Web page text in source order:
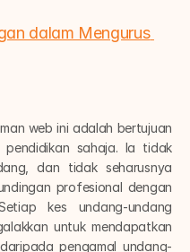
dalam Mengurus
web ini adalah bertujuan
sahaja. Ia tidak
dan tidak seharusnya
profesional dengan
kes undang-undang
untuk mendapatkan
pengamal undang-